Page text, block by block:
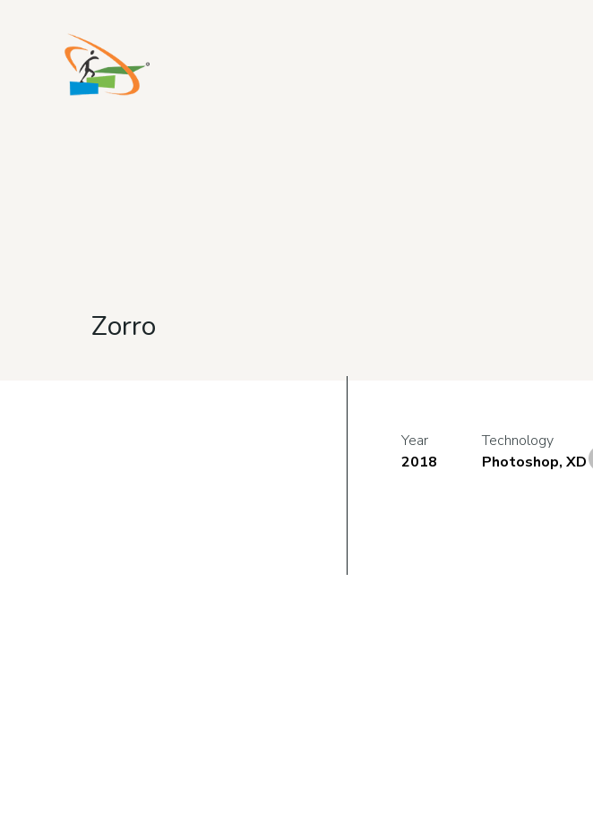
Zorro
Year
2018
Technology
Photoshop, XD